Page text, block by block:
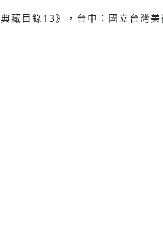
藏目錄13》，台中：國立台灣